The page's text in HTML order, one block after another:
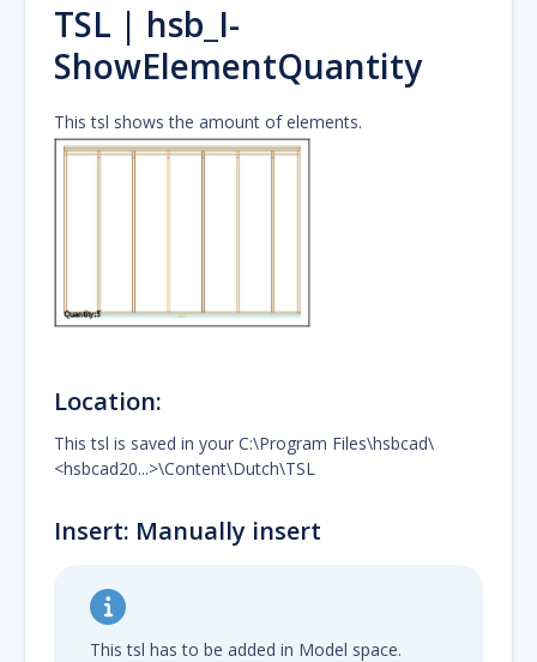
TSL | hsb_I-
ShowElementQuantity
This tsl shows the amount of elements.
Location:
This tsl is saved in your C:\Program Files\hsbcad\
<hsbcad20...>\Content\Dutch\TSL
Insert: Manually insert
This tsl has to be added in Model space.